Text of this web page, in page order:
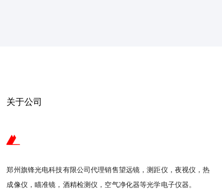
关于公司
郑州旗锋光电科技有限公司代理销售望远镜，测距仪，夜视仪，热
成像仪，瞄准镜，酒精检测仪，空气净化器等光学电子仪器。